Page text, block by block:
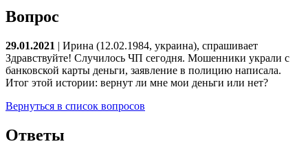
Вопрос
29.01.2021 | Ирина (12.02.1984, украина), спрашивает
Здравствуйте! Случилось ЧП сегодня. Мошенники украли с
банковской карты деньги, заявление в полицию написала.
Итог этой истории: вернут ли мне мои деньги или нет?
Вернуться в список вопросов
Ответы